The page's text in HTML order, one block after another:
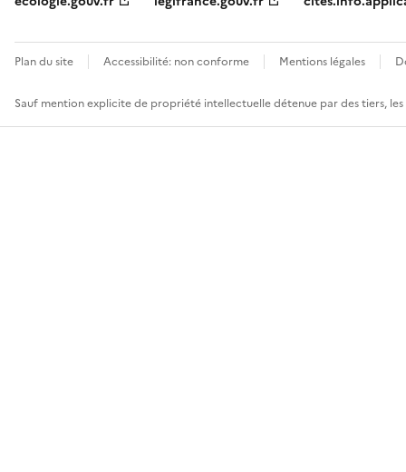
Plan du site Accessibilité: non conforme Mentions légales
Sauf mention explicite de propriété intellectuelle détenue par des tiers,